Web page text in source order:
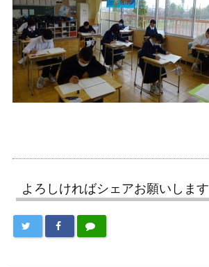
よろしければシェアお願いします